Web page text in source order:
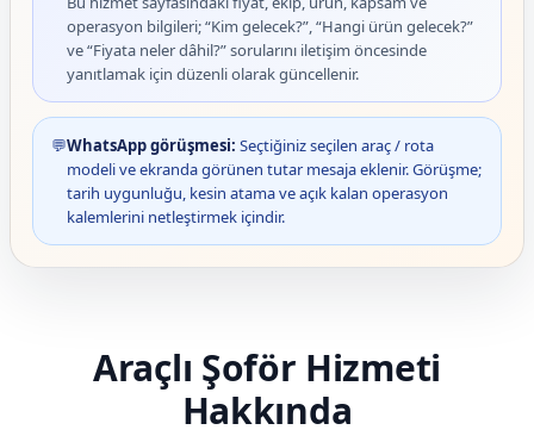
operasyon bilgileri; “Kim gelecek?”, “Hangi ürün gelecek?”
ve “Fiyata neler dâhil?” sorularını iletişim öncesinde
yanıtlamak için düzenli olarak güncellenir.
💬WhatsApp görüşmesi: Seçtiğiniz seçilen araç / rota
modeli ve ekranda görünen tutar mesaja eklenir. Görüşme;
tarih uygunluğu, kesin atama ve açık kalan operasyon
kalemlerini netleştirmek içindir.
Araçlı Şoför Hizmeti
Hakkında